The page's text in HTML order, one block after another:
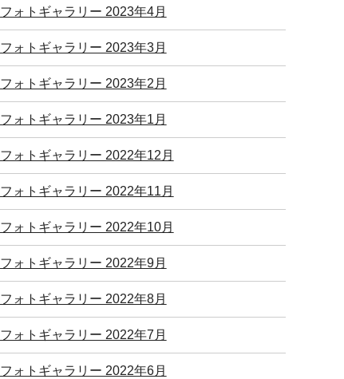
フォトギャラリー 2023年4月
フォトギャラリー 2023年3月
フォトギャラリー 2023年2月
フォトギャラリー 2023年1月
フォトギャラリー 2022年12月
フォトギャラリー 2022年11月
フォトギャラリー 2022年10月
フォトギャラリー 2022年9月
フォトギャラリー 2022年8月
フォトギャラリー 2022年7月
フォトギャラリー 2022年6月